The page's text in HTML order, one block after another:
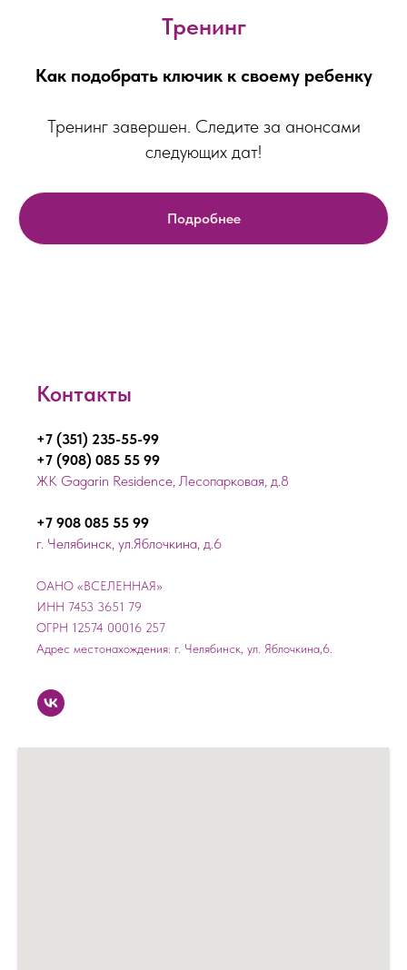
Тренинг
Как подобрать ключик к своему ребенку
Тренинг завершен. Следите за анонсами
следующих дат!
Подробнее
Контакты
+7 (351) 235-55-99
+7 (908) 085 55 99
ЖК Gagarin Residence, Лесопарковая, д.8
+7 908 085 55 99
г. Челябинск, ул.Яблочкина, д.6
ОАНО «ВСЕЛЕННАЯ»
ИНН 7453 3651 79
ОГРН 12574 00016 257
Адрес местонахождения: г. Челябинск, ул. Яблочкина,6.